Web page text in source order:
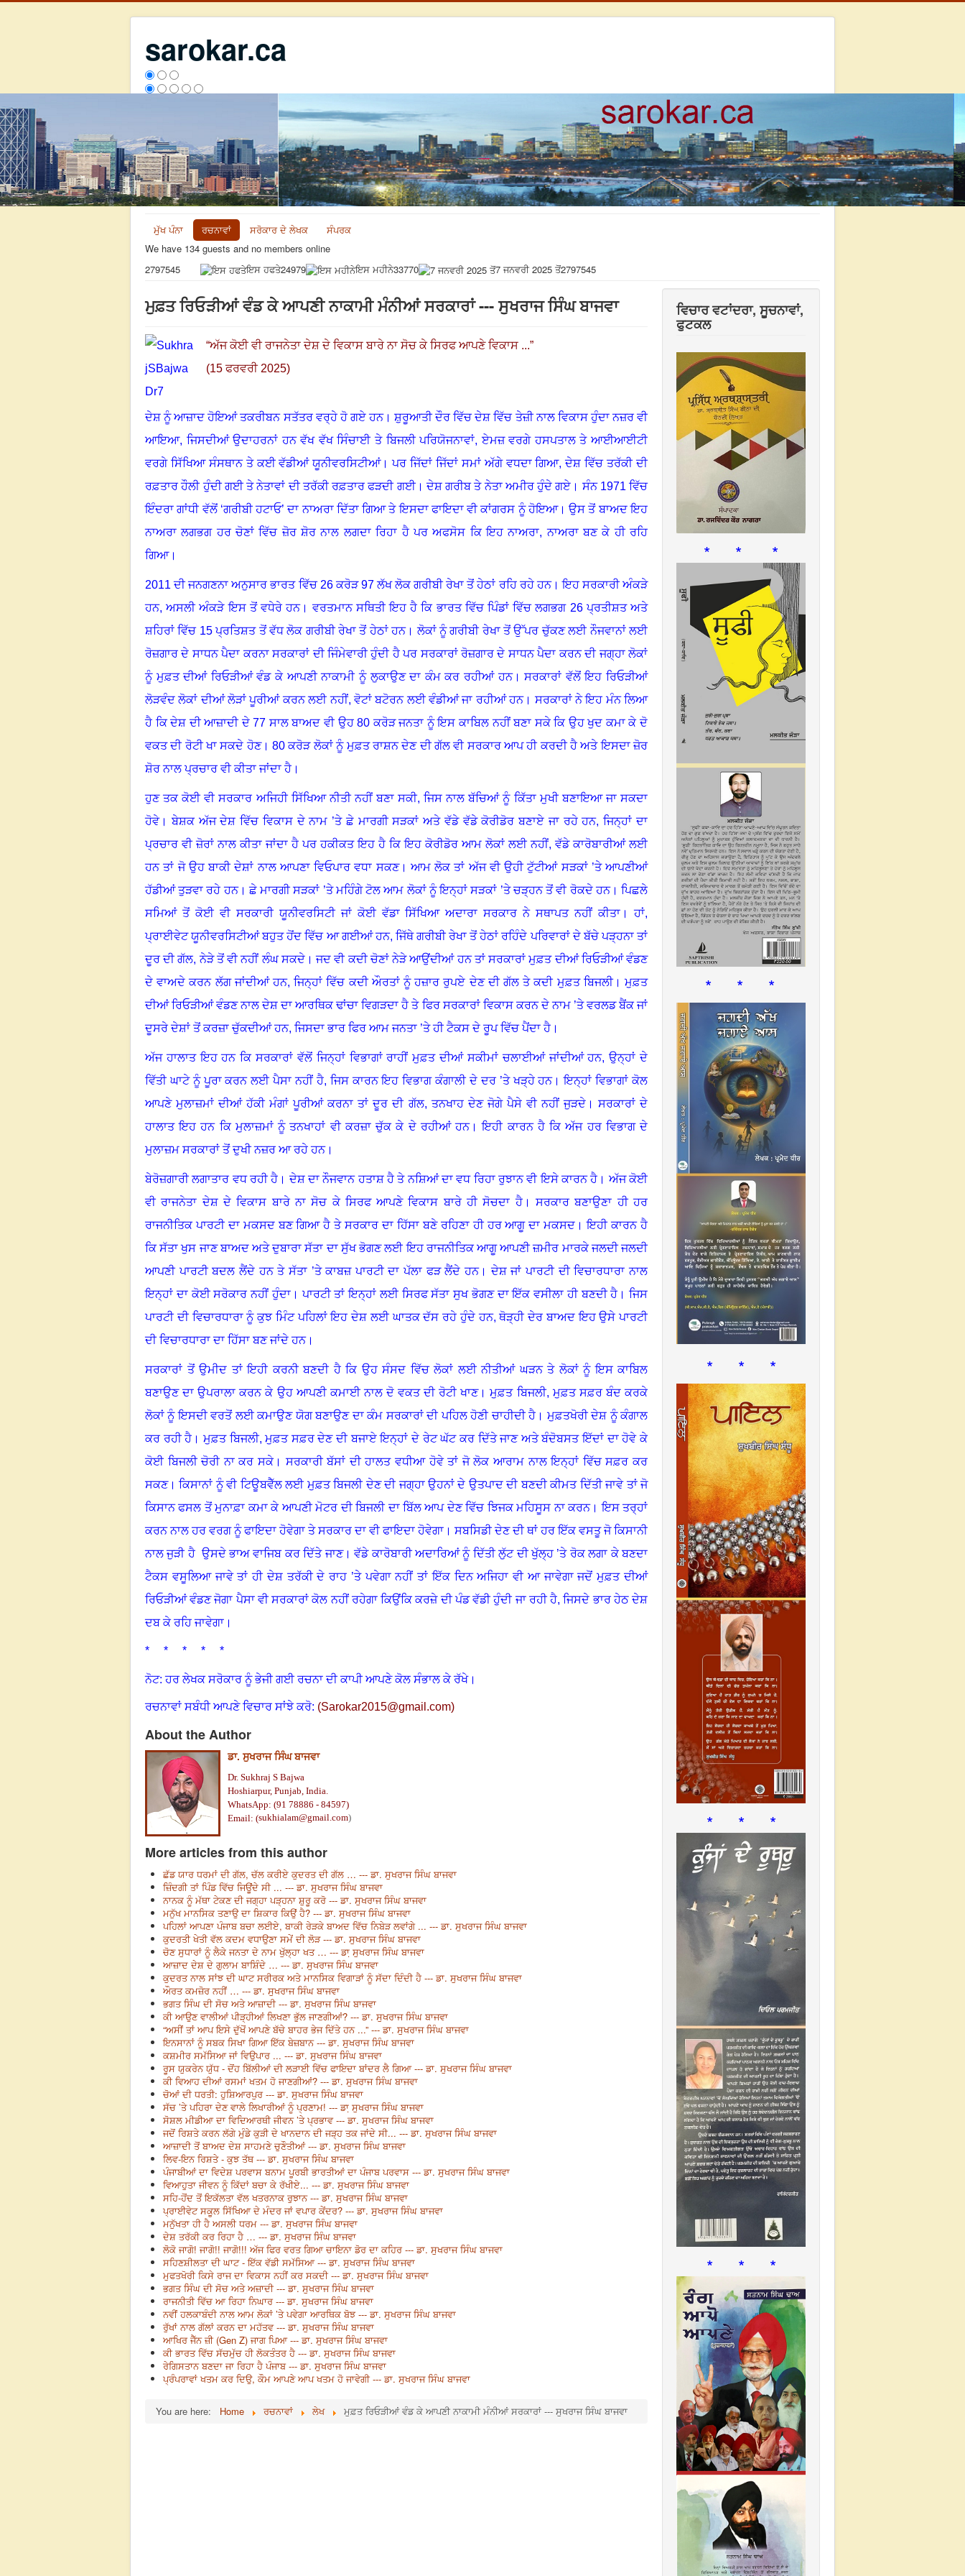
sarokar.ca
ਮੁੱਖ ਪੰਨਾ ਰਚਨਾਵਾਂ ਸਰੋਕਾਰ ਦੇ ਲੇਖਕ
ਸੰਪਰਕ
We have 134 guests and no members online
2797545
ਇਸ ਹਫਤੇ24979 ਇਸ ਮਹੀਨੇ33770 7 ਜਨਵਰੀ 2025 ਤੋਂ2797545
ਮੁਫ਼ਤ ਰਿਓੜੀਆਂ ਵੰਡ ਕੇ ਆਪਣੀ ਨਾਕਾਮੀ ਮੰਨੀਆਂ ਸਰਕਾਰਾਂ --- ਸੁਖਰਾਜ ਸਿੰਘ ਬਾਜਵਾ
“ਅੱਜ ਕੋਈ ਵੀ ਰਾਜਨੇਤਾ ਦੇਸ਼ ਦੇ ਵਿਕਾਸ ਬਾਰੇ ਨਾ ਸੋਚ ਕੇ ਸਿਰਫ ਆਪਣੇ ਵਿਕਾਸ ...”
(15 ਫਰਵਰੀ 2025)
ਦੇਸ਼ ਨੂੰ ਆਜ਼ਾਦ ਹੋਇਆਂ ਤਕਰੀਬਨ ਸਤੱਤਰ ਵਰ੍ਹੇ ਹੋ ਗਏ ਹਨ।ਸ਼ੁਰੂਆਤੀ ਦੌਰ ਵਿੱਚ ਦੇਸ਼ ਵਿੱਚ ਤੇਜ਼ੀ ਨਾਲ ਵਿਕਾਸ ਹੁੰਦਾ ਨਜ਼ਰ ਵੀ
ਆਇਆ, ਜਿਸਦੀਆਂ ਉਦਾਹਰਨਾਂ ਹਨ ਵੱਖ ਵੱਖ ਸਿੰਚਾਈ ਤੇ ਬਿਜਲੀ ਪਰਿਯੋਜਨਾਵਾਂ,ਏਮਜ਼ ਵਰਗੇ ਹਸਪਤਾਲ ਤੇ ਆਈਆਈਟੀ
ਵਰਗੇ ਸਿੱਖਿਆ ਸੰਸਥਾਨ ਤੇ ਕਈ ਵੱਡੀਆਂ ਯੂਨੀਵਰਸਿਟੀਆਂ।ਪਰ ਜਿੱਦਾਂ ਜਿੱਦਾਂ ਸਮਾਂ ਅੱਗੇ ਵਧਦਾ ਗਿਆ, ਦੇਸ਼ ਵਿੱਚ ਤਰੱਕੀ ਦੀ
ਰਫ਼ਤਾਰ ਹੌਲੀ ਹੁੰਦੀ ਗਈ ਤੇ ਨੇਤਾਵਾਂ ਦੀ ਤਰੱਕੀ ਰਫ਼ਤਾਰ ਫੜਦੀ ਗਈ।ਦੇਸ਼ ਗਰੀਬ ਤੇ ਨੇਤਾ ਅਮੀਰ ਹੁੰਦੇ ਗਏ । ਸੰਨ 1971 ਵਿੱਚ
ਇੰਦਰਾ ਗਾਂਧੀ ਵੱਲੋਂ ‘ਗਰੀਬੀ ਹਟਾਓ’ ਦਾ ਨਾਅਰਾ ਦਿੱਤਾ ਗਿਆ ਤੇ ਇਸਦਾ ਫਾਇਦਾ ਵੀ ਕਾਂਗਰਸ ਨੂੰ ਹੋਇਆ।ਉਸ ਤੋਂ ਬਾਅਦ ਇਹ
ਨਾਅਰਾ ਲਗਭਗ ਹਰ ਚੋਣਾਂ ਵਿੱਚ ਜ਼ੋਰ ਸ਼ੋਰ ਨਾਲ ਲਗਦਾ ਰਿਹਾ ਹੈ ਪਰ ਅਫਸੋਸ ਕਿ ਇਹ ਨਾਅਰਾ,ਨਾਅਰਾ ਬਣ ਕੇ ਹੀ ਰਹਿ
ਗਿਆ।
2011 ਦੀ ਜਨਗਣਨਾ ਅਨੁਸਾਰ ਭਾਰਤ ਵਿੱਚ 26 ਕਰੋੜ 97 ਲੱਖ ਲੋਕ ਗਰੀਬੀ ਰੇਖਾ ਤੋਂ ਹੇਠਾਂ ਰਹਿ ਰਹੇ ਹਨ। ਇਹ ਸਰਕਾਰੀ ਅੰਕੜੇ
ਹਨ,ਅਸਲੀ ਅੰਕੜੇ ਇਸ ਤੋਂ ਵਧੇਰੇ ਹਨ। ਵਰਤਮਾਨ ਸਥਿਤੀ ਇਹ ਹੈ ਕਿ ਭਾਰਤ ਵਿੱਚ ਪਿੰਡਾਂ ਵਿੱਚ ਲਗਭਗ 26 ਪ੍ਰਤੀਸ਼ਤ ਅਤੇ
ਸ਼ਹਿਰਾਂ ਵਿੱਚ 15 ਪ੍ਰਤਿਸ਼ਤ ਤੋਂ ਵੱਧ ਲੋਕ ਗਰੀਬੀ ਰੇਖਾ ਤੋਂ ਹੇਠਾਂ ਹਨ।ਲੋਕਾਂ ਨੂੰ ਗਰੀਬੀ ਰੇਖਾ ਤੋਂ ਉੱਪਰ ਚੁੱਕਣ ਲਈ ਨੌਜਵਾਨਾਂ ਲਈ
ਰੋਜ਼ਗਾਰ ਦੇ ਸਾਧਨ ਪੈਦਾ ਕਰਨਾ ਸਰਕਾਰਾਂ ਦੀ ਜਿੰਮੇਵਾਰੀ ਹੁੰਦੀ ਹੈ ਪਰ ਸਰਕਾਰਾਂ ਰੋਜ਼ਗਾਰ ਦੇ ਸਾਧਨ ਪੈਦਾ ਕਰਨ ਦੀ ਜਗ੍ਹਾ ਲੋਕਾਂ
ਨੂੰ ਮੁਫ਼ਤ ਦੀਆਂ ਰਿਓੜੀਆਂ ਵੰਡ ਕੇ ਆਪਣੀ ਨਾਕਾਮੀ ਨੂੰ ਲੁਕਾਉਣ ਦਾ ਕੰਮ ਕਰ ਰਹੀਆਂ ਹਨ। ਸਰਕਾਰਾਂ ਵੱਲੋਂ ਇਹ ਰਿਓੜੀਆਂ
ਲੋੜਵੰਦ ਲੋਕਾਂ ਦੀਆਂ ਲੋੜਾਂ ਪੂਰੀਆਂ ਕਰਨ ਲਈ ਨਹੀਂ, ਵੋਟਾਂ ਬਟੋਰਨ ਲਈ ਵੰਡੀਆਂ ਜਾ ਰਹੀਆਂ ਹਨ। ਸਰਕਾਰਾਂ ਨੇ ਇਹ ਮੰਨ ਲਿਆ
ਹੈ ਕਿ ਦੇਸ਼ ਦੀ ਆਜ਼ਾਦੀ ਦੇ 77 ਸਾਲ ਬਾਅਦ ਵੀ ਉਹ 80 ਕਰੋੜ ਜਨਤਾ ਨੂੰ ਇਸ ਕਾਬਿਲ ਨਹੀਂ ਬਣਾ ਸਕੇ ਕਿ ਉਹ ਖੁਦ ਕਮਾ ਕੇ ਦੋ
ਵਕਤ ਦੀ ਰੋਟੀ ਖਾ ਸਕਦੇ ਹੋਣ। 80 ਕਰੋੜ ਲੋਕਾਂ ਨੂੰ ਮੁਫ਼ਤ ਰਾਸ਼ਨ ਦੇਣ ਦੀ ਗੱਲ ਵੀ ਸਰਕਾਰ ਆਪ ਹੀ ਕਰਦੀ ਹੈ ਅਤੇ ਇਸਦਾ ਜ਼ੋਰ
ਸ਼ੋਰ ਨਾਲ ਪ੍ਰਚਾਰ ਵੀ ਕੀਤਾ ਜਾਂਦਾ ਹੈ ।
ਹੁਣ ਤਕ ਕੋਈ ਵੀ ਸਰਕਾਰ ਅਜਿਹੀ ਸਿੱਖਿਆ ਨੀਤੀ ਨਹੀਂ ਬਣਾ ਸਕੀ, ਜਿਸ ਨਾਲ ਬੱਚਿਆਂ ਨੂੰ ਕਿੱਤਾ ਮੁਖੀ ਬਣਾਇਆ ਜਾ ਸਕਦਾ
ਹੋਵੇ।ਬੇਸ਼ਕ ਅੱਜ ਦੇਸ਼ ਵਿੱਚ ਵਿਕਾਸ ਦੇ ਨਾਮ ’ਤੇ ਛੇ ਮਾਰਗੀ ਸੜਕਾਂ ਅਤੇ ਵੱਡੇ ਵੱਡੇ ਕੋਰੀਡੋਰ ਬਣਾਏ ਜਾ ਰਹੇ ਹਨ, ਜਿਨ੍ਹਾਂ ਦਾ
ਪ੍ਰਚਾਰ ਵੀ ਜ਼ੋਰਾਂ ਨਾਲ ਕੀਤਾ ਜਾਂਦਾ ਹੈ ਪਰ ਹਕੀਕਤ ਇਹ ਹੈ ਕਿ ਇਹ ਕੋਰੀਡੋਰ ਆਮ ਲੋਕਾਂ ਲਈ ਨਹੀਂ, ਵੱਡੇ ਕਾਰੋਬਾਰੀਆਂ ਲਈ
ਹਨ ਤਾਂ ਜੋ ਉਹ ਬਾਕੀ ਦੇਸ਼ਾਂ ਨਾਲ ਆਪਣਾ ਵਿਓਪਾਰ ਵਧਾ ਸਕਣ। ਆਮ ਲੋਕ ਤਾਂ ਅੱਜ ਵੀ ਉਹੀ ਟੁੱਟੀਆਂ ਸੜਕਾਂ ’ਤੇ ਆਪਣੀਆਂ
ਹੱਡੀਆਂ ਤੁੜਵਾ ਰਹੇ ਹਨ।ਛੇ ਮਾਰਗੀ ਸੜਕਾਂ ’ਤੇ ਮਹਿੰਗੇ ਟੋਲ ਆਮ ਲੋਕਾਂ ਨੂੰ ਇਨ੍ਹਾਂ ਸੜਕਾਂ ’ਤੇ ਚੜ੍ਹਨ ਤੋਂ ਵੀ ਰੋਕਦੇ ਹਨ।ਪਿਛਲੇ
ਸਮਿਆਂ ਤੋਂ ਕੋਈ ਵੀ ਸਰਕਾਰੀ ਯੂਨੀਵਰਸਿਟੀ ਜਾਂ ਕੋਈ ਵੱਡਾ ਸਿੱਖਿਆ ਅਦਾਰਾ ਸਰਕਾਰ ਨੇ ਸਥਾਪਤ ਨਹੀਂ ਕੀਤਾ ।ਹਾਂ,
ਪ੍ਰਾਈਵੇਟ ਯੂਨੀਵਰਸਿਟੀਆਂ ਬਹੁਤ ਹੋਂਦ ਵਿੱਚ ਆ ਗਈਆਂ ਹਨ, ਜਿੱਥੇ ਗਰੀਬੀ ਰੇਖਾ ਤੋਂ ਹੇਠਾਂ ਰਹਿੰਦੇ ਪਰਿਵਾਰਾਂ ਦੇ ਬੱਚੇ ਪੜ੍ਹਨਾ ਤਾਂ
ਦੂਰ ਦੀ ਗੱਲ, ਨੇੜੇ ਤੋਂ ਵੀ ਨਹੀਂ ਲੰਘ ਸਕਦੇ।ਜਦ ਵੀ ਕਦੀ ਚੋਣਾਂ ਨੇੜੇ ਆਉਂਦੀਆਂ ਹਨ ਤਾਂ ਸਰਕਾਰਾਂ ਮੁਫ਼ਤ ਦੀਆਂ ਰਿਓੜੀਆਂ ਵੰਡਣ
ਦੇ ਵਾਅਦੇ ਕਰਨ ਲੱਗ ਜਾਂਦੀਆਂ ਹਨ, ਜਿਨ੍ਹਾਂ ਵਿੱਚ ਕਦੀ ਔਰਤਾਂ ਨੂੰ ਹਜ਼ਾਰ ਰੁਪਏ ਦੇਣ ਦੀ ਗੱਲ ਤੇ ਕਦੀ ਮੁਫ਼ਤ ਬਿਜਲੀ।ਮੁਫ਼ਤ
ਦੀਆਂ ਰਿਓੜੀਆਂ ਵੰਡਣ ਨਾਲ ਦੇਸ਼ ਦਾ ਆਰਥਿਕ ਢਾਂਚਾ ਵਿਗੜਦਾ ਹੈ ਤੇ ਫਿਰ ਸਰਕਾਰਾਂ ਵਿਕਾਸ ਕਰਨ ਦੇ ਨਾਮ ’ਤੇ ਵਰਲਡ ਬੈਂਕ ਜਾਂ
ਦੂਸਰੇ ਦੇਸ਼ਾਂ ਤੋਂ ਕਰਜ਼ਾ ਚੁੱਕਦੀਆਂ ਹਨ, ਜਿਸਦਾ ਭਾਰ ਫਿਰ ਆਮ ਜਨਤਾ ’ਤੇ ਹੀ ਟੈਕਸ ਦੇ ਰੂਪ ਵਿੱਚ ਪੈਂਦਾ ਹੈ ।
ਅੱਜ ਹਾਲਾਤ ਇਹ ਹਨ ਕਿ ਸਰਕਾਰਾਂ ਵੱਲੋਂ ਜਿਨ੍ਹਾਂ ਵਿਭਾਗਾਂ ਰਾਹੀਂ ਮੁਫ਼ਤ ਦੀਆਂ ਸਕੀਮਾਂ ਚਲਾਈਆਂ ਜਾਂਦੀਆਂ ਹਨ, ਉਨ੍ਹਾਂ ਦੇ
ਵਿੱਤੀ ਘਾਟੇ ਨੂੰ ਪੂਰਾ ਕਰਨ ਲਈ ਪੈਸਾ ਨਹੀਂ ਹੈ, ਜਿਸ ਕਾਰਨ ਇਹ ਵਿਭਾਗ ਕੰਗਾਲੀ ਦੇ ਦਰ ’ਤੇ ਖੜ੍ਹੇ ਹਨ। ਇਨ੍ਹਾਂ ਵਿਭਾਗਾਂ ਕੋਲ
ਆਪਣੇ ਮੁਲਾਜ਼ਮਾਂ ਦੀਆਂ ਹੱਕੀ ਮੰਗਾਂ ਪੂਰੀਆਂ ਕਰਨਾ ਤਾਂ ਦੂਰ ਦੀ ਗੱਲ, ਤਨਖਾਹ ਦੇਣ ਜੋਗੇ ਪੈਸੇ ਵੀ ਨਹੀਂ ਜੁੜਦੇ। ਸਰਕਾਰਾਂ ਦੇ
ਹਾਲਾਤ ਇਹ ਹਨ ਕਿ ਮੁਲਾਜ਼ਮਾਂ ਨੂੰ ਤਨਖਾਹਾਂ ਵੀ ਕਰਜ਼ਾ ਚੁੱਕ ਕੇ ਦੇ ਰਹੀਆਂ ਹਨ। ਇਹੀ ਕਾਰਨ ਹੈ ਕਿ ਅੱਜ ਹਰ ਵਿਭਾਗ ਦੇ
ਮੁਲਾਜ਼ਮ ਸਰਕਾਰਾਂ ਤੋਂ ਦੁਖੀ ਨਜ਼ਰ ਆ ਰਹੇ ਹਨ।
ਬੇਰੋਜ਼ਗਾਰੀ ਲਗਾਤਾਰ ਵਧ ਰਹੀ ਹੈ ।ਦੇਸ਼ ਦਾ ਨੌਜਵਾਨ ਹਤਾਸ਼ ਹੈ ਤੇ ਨਸ਼ਿਆਂ ਦਾ ਵਧ ਰਿਹਾ ਰੁਝਾਨ ਵੀ ਇਸੇ ਕਾਰਨ ਹੈ । ਅੱਜ ਕੋਈ
ਵੀ ਰਾਜਨੇਤਾ ਦੇਸ਼ ਦੇ ਵਿਕਾਸ ਬਾਰੇ ਨਾ ਸੋਚ ਕੇ ਸਿਰਫ ਆਪਣੇ ਵਿਕਾਸ ਬਾਰੇ ਹੀ ਸੋਚਦਾ ਹੈ। ਸਰਕਾਰ ਬਣਾਉਣਾ ਹੀ ਹਰ
ਰਾਜਨੀਤਿਕ ਪਾਰਟੀ ਦਾ ਮਕਸਦ ਬਣ ਗਿਆ ਹੈ ਤੇ ਸਰਕਾਰ ਦਾ ਹਿੱਸਾ ਬਣੇ ਰਹਿਣਾ ਹੀ ਹਰ ਆਗੂ ਦਾ ਮਕਸਦ ।ਇਹੀ ਕਾਰਨ ਹੈ
ਕਿ ਸੱਤਾ ਖੁਸ ਜਾਣ ਬਾਅਦ ਅਤੇ ਦੁਬਾਰਾ ਸੱਤਾ ਦਾ ਸੁੱਖ ਭੋਗਣ ਲਈ ਇਹ ਰਾਜਨੀਤਿਕ ਆਗੂ ਆਪਣੀ ਜ਼ਮੀਰ ਮਾਰਕੇ ਜਲਦੀ ਜਲਦੀ
ਆਪਣੀ ਪਾਰਟੀ ਬਦਲ ਲੈਂਦੇ ਹਨ ਤੇ ਸੱਤਾ ’ਤੇ ਕਾਬਜ਼ ਪਾਰਟੀ ਦਾ ਪੱਲਾ ਫੜ ਲੈਂਦੇ ਹਨ।ਦੇਸ਼ ਜਾਂ ਪਾਰਟੀ ਦੀ ਵਿਚਾਰਧਾਰਾ ਨਾਲ
ਇਨ੍ਹਾਂ ਦਾ ਕੋਈ ਸਰੋਕਾਰ ਨਹੀਂ ਹੁੰਦਾ।ਪਾਰਟੀ ਤਾਂ ਇਨ੍ਹਾਂ ਲਈ ਸਿਰਫ ਸੱਤਾ ਸੁਖ ਭੋਗਣ ਦਾ ਇੱਕ ਵਸੀਲਾ ਹੀ ਬਣਦੀ ਹੈ । ਜਿਸ
ਪਾਰਟੀ ਦੀ ਵਿਚਾਰਧਾਰਾ ਨੂੰ ਕੁਝ ਮਿੰਟ ਪਹਿਲਾਂ ਇਹ ਦੇਸ਼ ਲਈ ਘਾਤਕ ਦੱਸ ਰਹੇ ਹੁੰਦੇ ਹਨ, ਥੋੜ੍ਹੀ ਦੇਰ ਬਾਅਦ ਇਹ ਉਸੇ ਪਾਰਟੀ
ਦੀ ਵਿਚਾਰਧਾਰਾ ਦਾ ਹਿੱਸਾ ਬਣ ਜਾਂਦੇ ਹਨ।
ਸਰਕਾਰਾਂ ਤੋਂ ਉਮੀਦ ਤਾਂ ਇਹੀ ਕਰਨੀ ਬਣਦੀ ਹੈ ਕਿ ਉਹ ਸੰਸਦ ਵਿੱਚ ਲੋਕਾਂ ਲਈ ਨੀਤੀਆਂ ਘੜਨ ਤੇ ਲੋਕਾਂ ਨੂੰ ਇਸ ਕਾਬਿਲ
ਬਣਾਉਣ ਦਾ ਉਪਰਾਲਾ ਕਰਨ ਕੇ ਉਹ ਆਪਣੀ ਕਮਾਈ ਨਾਲ ਦੋ ਵਕਤ ਦੀ ਰੋਟੀ ਖਾਣ।ਮੁਫ਼ਤ ਬਿਜਲੀ, ਮੁਫ਼ਤ ਸਫ਼ਰ ਬੰਦ ਕਰਕੇ
ਲੋਕਾਂ ਨੂੰ ਇਸਦੀ ਵਰਤੋਂ ਲਈ ਕਮਾਉਣ ਯੋਗ ਬਣਾਉਣ ਦਾ ਕੰਮ ਸਰਕਾਰਾਂ ਦੀ ਪਹਿਲ ਹੋਣੀ ਚਾਹੀਦੀ ਹੈ । ਮੁਫ਼ਤਖੋਰੀ ਦੇਸ਼ ਨੂੰ ਕੰਗਾਲ
ਕਰ ਰਹੀ ਹੈ । ਮੁਫ਼ਤ ਬਿਜਲੀ,ਮੁਫ਼ਤ ਸਫ਼ਰ ਦੇਣ ਦੀ ਬਜਾਏ ਇਨ੍ਹਾਂ ਦੇ ਰੇਟ ਘੱਟ ਕਰ ਦਿੱਤੇ ਜਾਣ ਅਤੇ ਬੰਦੋਬਸਤ ਇੱਦਾਂ ਦਾ ਹੋਵੇ ਕੇ
ਕੋਈ ਬਿਜਲੀ ਚੋਰੀ ਨਾ ਕਰ ਸਕੇ। ਸਰਕਾਰੀ ਬੱਸਾਂ ਦੀ ਹਾਲਤ ਵਧੀਆ ਹੋਵੇ ਤਾਂ ਜੋ ਲੋਕ ਆਰਾਮ ਨਾਲ ਇਨ੍ਹਾਂ ਵਿੱਚ ਸਫ਼ਰ ਕਰ
ਸਕਣ।ਕਿਸਾਨਾਂ ਨੂੰ ਵੀ ਟਿਊਬਵੈੱਲ ਲਈ ਮੁਫ਼ਤ ਬਿਜਲੀ ਦੇਣ ਦੀ ਜਗ੍ਹਾ ਉਹਨਾਂ ਦੇ ਉਤਪਾਦ ਦੀ ਬਣਦੀ ਕੀਮਤ ਦਿੱਤੀ ਜਾਵੇ ਤਾਂ ਜੋ
ਕਿਸਾਨ ਫਸਲ ਤੋਂ ਮੁਨਾਫ਼ਾ ਕਮਾ ਕੇ ਆਪਣੀ ਮੋਟਰ ਦੀ ਬਿਜਲੀ ਦਾ ਬਿੱਲ ਆਪ ਦੇਣ ਵਿੱਚ ਝਿਜਕ ਮਹਿਸੂਸ ਨਾ ਕਰਨ।ਇਸ ਤਰ੍ਹਾਂ
ਕਰਨ ਨਾਲ ਹਰ ਵਰਗ ਨੂੰ ਫਾਇਦਾ ਹੋਵੇਗਾ ਤੇ ਸਰਕਾਰ ਦਾ ਵੀ ਫਾਇਦਾ ਹੋਵੇਗਾ । ਸਬਸਿਡੀ ਦੇਣ ਦੀ ਥਾਂ ਹਰ ਇੱਕ ਵਸਤੂ ਜੋ ਕਿਸਾਨੀ
ਨਾਲ ਜੁੜੀ ਹੈ ਉਸਦੇ ਭਾਅ ਵਾਜਿਬ ਕਰ ਦਿੱਤੇ ਜਾਣ।ਵੱਡੇ ਕਾਰੋਬਾਰੀ ਅਦਾਰਿਆਂ ਨੂੰ ਦਿੱਤੀ ਲੁੱਟ ਦੀ ਖੁੱਲ੍ਹ ’ਤੇ ਰੋਕ ਲਗਾ ਕੇ ਬਣਦਾ
ਟੈਕਸ ਵਸੂਲਿਆ ਜਾਵੇ ਤਾਂ ਹੀ ਦੇਸ਼ ਤਰੱਕੀ ਦੇ ਰਾਹ ’ਤੇ ਪਵੇਗਾ ਨਹੀਂ ਤਾਂ ਇੱਕ ਦਿਨ ਅਜਿਹਾ ਵੀ ਆ ਜਾਵੇਗਾ ਜਦੋਂ ਮੁਫ਼ਤ ਦੀਆਂ
ਰਿਓੜੀਆਂ ਵੰਡਣ ਜੋਗਾ ਪੈਸਾ ਵੀ ਸਰਕਾਰਾਂ ਕੋਲ ਨਹੀਂ ਰਹੇਗਾ ਕਿਉਂਕਿ ਕਰਜ਼ੇ ਦੀ ਪੰਡ ਵੱਡੀ ਹੁੰਦੀ ਜਾ ਰਹੀ ਹੈ, ਜਿਸਦੇ ਭਾਰ ਹੇਠ ਦੇਸ਼
ਦਬ ਕੇ ਰਹਿ ਜਾਵੇਗਾ ।
* * * * *
ਨੋਟ: ਹਰ ਲੇਖਕ ਸਰੋਕਾਰ ਨੂੰ ਭੇਜੀ ਗਈ ਰਚਨਾ ਦੀ ਕਾਪੀ ਆਪਣੇ ਕੋਲ ਸੰਭਾਲ ਕੇ ਰੱਖੇ।
ਰਚਨਾਵਾਂ ਸਬੰਧੀ ਆਪਣੇ ਵਿਚਾਰ ਸਾਂਝੇ ਕਰੋ: (Sarokar2015@gmail.com)
About the Author
ਡਾ. ਸੁਖਰਾਜ ਸਿੰਘ ਬਾਜਵਾ
Dr. Sukhraj S Bajwa
Hoshiarpur, Punjab, India.
WhatsApp: (91 78886 - 84597)
Email: (sukhialam@gmail.com)
More articles from this author
ਛੱਡ ਯਾਰ ਧਰਮਾਂ ਦੀ ਗੱਲ, ਚੱਲ ਕਰੀਏ ਕੁਦਰਤ ਦੀ ਗੱਲ … --- ਡਾ. ਸੁਖਰਾਜ ਸਿੰਘ ਬਾਜਵਾ
ਜ਼ਿੰਦਗੀ ਤਾਂ ਪਿੰਡ ਵਿੱਚ ਜਿਊਂਦੇ ਸੀ ... --- ਡਾ. ਸੁਖਰਾਜ ਸਿੰਘ ਬਾਜਵਾ
ਨਾਨਕ ਨੂੰ ਮੱਥਾ ਟੇਕਣ ਦੀ ਜਗ੍ਹਾ ਪੜ੍ਹਨਾ ਸ਼ੁਰੂ ਕਰੋ --- ਡਾ. ਸੁਖਰਾਜ ਸਿੰਘ ਬਾਜਵਾ
ਮਨੁੱਖ ਮਾਨਸਿਕ ਤਣਾਉ ਦਾ ਸ਼ਿਕਾਰ ਕਿਉਂ ਹੈ? --- ਡਾ. ਸੁਖਰਾਜ ਸਿੰਘ ਬਾਜਵਾ
ਪਹਿਲਾਂ ਆਪਣਾ ਪੰਜਾਬ ਬਚਾ ਲਈਏ, ਬਾਕੀ ਰੇੜਕੇ ਬਾਅਦ ਵਿੱਚ ਨਿਬੇੜ ਲਵਾਂਗੇ ... --- ਡਾ. ਸੁਖਰਾਜ ਸਿੰਘ ਬਾਜਵਾ
ਕੁਦਰਤੀ ਖੇਤੀ ਵੱਲ ਕਦਮ ਵਧਾਉਣਾ ਸਮੇਂ ਦੀ ਲੋੜ --- ਡਾ. ਸੁਖਰਾਜ ਸਿੰਘ ਬਾਜਵਾ
ਚੋਣ ਸੁਧਾਰਾਂ ਨੂੰ ਲੈਕੇ ਜਨਤਾ ਦੇ ਨਾਮ ਖੁੱਲ੍ਹਾ ਖਤ … --- ਡਾ਼ ਸੁਖਰਾਜ ਸਿੰਘ ਬਾਜਵਾ
ਆਜ਼ਾਦ ਦੇਸ਼ ਦੇ ਗੁਲਾਮ ਬਾਸ਼ਿੰਦੇ … --- ਡਾ. ਸੁਖਰਾਜ ਸਿੰਘ ਬਾਜਵਾ
ਕੁਦਰਤ ਨਾਲ ਸਾਂਝ ਦੀ ਘਾਟ ਸਰੀਰਕ ਅਤੇ ਮਾਨਸਿਕ ਵਿਗਾੜਾਂ ਨੂੰ ਸੱਦਾ ਦਿੰਦੀ ਹੈ --- ਡਾ. ਸੁਖਰਾਜ ਸਿੰਘ ਬਾਜਵਾ
ਔਰਤ ਕਮਜ਼ੋਰ ਨਹੀਂ … --- ਡਾ. ਸੁਖਰਾਜ ਸਿੰਘ ਬਾਜਵਾ
ਭਗਤ ਸਿੰਘ ਦੀ ਸੋਚ ਅਤੇ ਆਜ਼ਾਦੀ --- ਡਾ. ਸੁਖਰਾਜ ਸਿੰਘ ਬਾਜਵਾ
ਕੀ ਆਉਣ ਵਾਲੀਆਂ ਪੀੜ੍ਹੀਆਂ ਲਿਖਣਾ ਭੁੱਲ ਜਾਣਗੀਆਂ? --- ਡਾ. ਸੁਖਰਾਜ ਸਿੰਘ ਬਾਜਵਾ
“ਅਸੀਂ ਤਾਂ ਆਪ ਇਸੇ ਦੁੱਖੋਂ ਆਪਣੇ ਬੱਚੇ ਬਾਹਰ ਭੇਜ ਦਿੱਤੇ ਹਨ ...” --- ਡਾ. ਸੁਖਰਾਜ ਸਿੰਘ ਬਾਜਵਾ
ਇਨਸਾਨਾਂ ਨੂੰ ਸਬਕ ਸਿਖਾ ਗਿਆ ਇੱਕ ਬੇਜ਼ਬਾਨ --- ਡਾ. ਸੁਖਰਾਜ ਸਿੰਘ ਬਾਜਵਾ
ਕਸ਼ਮੀਰ ਸਮੱਸਿਆ ਜਾਂ ਵਿਉਪਾਰ ... --- ਡਾ. ਸੁਖਰਾਜ ਸਿੰਘ ਬਾਜਵਾ
ਰੂਸ ਯੁਕਰੇਨ ਯੁੱਧ - ਦੋਂਹ ਬਿੱਲੀਆਂ ਦੀ ਲੜਾਈ ਵਿੱਚ ਫਾਇਦਾ ਬਾਂਦਰ ਲੈ ਗਿਆ --- ਡਾ. ਸੁਖਰਾਜ ਸਿੰਘ ਬਾਜਵਾ
ਕੀ ਵਿਆਹ ਦੀਆਂ ਰਸਮਾਂ ਖਤਮ ਹੋ ਜਾਣਗੀਆਂ? --- ਡਾ. ਸੁਖਰਾਜ ਸਿੰਘ ਬਾਜਵਾ
ਚੋਆਂ ਦੀ ਧਰਤੀ: ਹੁਸ਼ਿਆਰਪੁਰ --- ਡਾ. ਸੁਖਰਾਜ ਸਿੰਘ ਬਾਜਵਾ
ਸੱਚ ’ਤੇ ਪਹਿਰਾ ਦੇਣ ਵਾਲੇ ਲਿਖਾਰੀਆਂ ਨੂੰ ਪ੍ਰਣਾਮ! --- ਡਾ਼ ਸੁਖਰਾਜ ਸਿੰਘ ਬਾਜਵਾ
ਸੋਸ਼ਲ ਮੀਡੀਆ ਦਾ ਵਿਦਿਆਰਥੀ ਜੀਵਨ ’ਤੇ ਪ੍ਰਭਾਵ --- ਡਾ. ਸੁਖਰਾਜ ਸਿੰਘ ਬਾਜਵਾ
ਜਦੋਂ ਰਿਸ਼ਤੇ ਕਰਨ ਲੱਗੇ ਮੁੰਡੇ ਕੁੜੀ ਦੇ ਖਾਨਦਾਨ ਦੀ ਜੜ੍ਹ ਤਕ ਜਾਂਦੇ ਸੀ... --- ਡਾ. ਸੁਖਰਾਜ ਸਿੰਘ ਬਾਜਵਾ
ਆਜ਼ਾਦੀ ਤੋਂ ਬਾਅਦ ਦੇਸ਼ ਸਾਹਮਣੇ ਚੁਣੌਤੀਆਂ --- ਡਾ. ਸੁਖਰਾਜ ਸਿੰਘ ਬਾਜਵਾ
ਲਿਵ-ਇਨ ਰਿਸ਼ਤੇ - ਕੁਝ ਤੱਥ --- ਡਾ. ਸੁਖਰਾਜ ਸਿੰਘ ਬਾਜਵਾ
ਪੰਜਾਬੀਆਂ ਦਾ ਵਿਦੇਸ਼ ਪਰਵਾਸ ਬਨਾਮ ਪੂਰਬੀ ਭਾਰਤੀਆਂ ਦਾ ਪੰਜਾਬ ਪਰਵਾਸ --- ਡਾ. ਸੁਖਰਾਜ ਸਿੰਘ ਬਾਜਵਾ
ਵਿਆਹੁਤਾ ਜੀਵਨ ਨੂੰ ਕਿੱਦਾਂ ਬਚਾ ਕੇ ਰੱਖੀਏ... --- ਡਾ. ਸੁਖਰਾਜ ਸਿੰਘ ਬਾਜਵਾ
ਸਹਿ-ਹੋਂਦ ਤੋਂ ਇਕੱਲਤਾ ਵੱਲ ਖਤਰਨਾਕ ਰੁਝਾਨ --- ਡਾ. ਸੁਖਰਾਜ ਸਿੰਘ ਬਾਜਵਾ
ਪ੍ਰਾਈਵੇਟ ਸਕੂਲ ਸਿੱਖਿਆ ਦੇ ਮੰਦਰ ਜਾਂ ਵਪਾਰ ਕੇਂਦਰ? --- ਡਾ. ਸੁਖਰਾਜ ਸਿੰਘ ਬਾਜਵਾ
ਮਨੁੱਖਤਾ ਹੀ ਹੈ ਅਸਲੀ ਧਰਮ --- ਡਾ. ਸੁਖਰਾਜ ਸਿੰਘ ਬਾਜਵਾ
ਦੇਸ਼ ਤਰੱਕੀ ਕਰ ਰਿਹਾ ਹੈ … --- ਡਾ. ਸੁਖਰਾਜ ਸਿੰਘ ਬਾਜਵਾ
ਲੋਕੋ ਜਾਗੋ! ਜਾਗੋ!! ਜਾਗੋ!!! ਅੱਜ ਫਿਰ ਵਰਤ ਗਿਆ ਚਾਇਨਾ ਡੋਰ ਦਾ ਕਹਿਰ --- ਡਾ. ਸੁਖਰਾਜ ਸਿੰਘ ਬਾਜਵਾ
ਸਹਿਣਸ਼ੀਲਤਾ ਦੀ ਘਾਟ - ਇੱਕ ਵੱਡੀ ਸਮੱਸਿਆ --- ਡਾ. ਸੁਖਰਾਜ ਸਿੰਘ ਬਾਜਵਾ
ਮੁਫਤਖੋਰੀ ਕਿਸੇ ਰਾਜ ਦਾ ਵਿਕਾਸ ਨਹੀਂ ਕਰ ਸਕਦੀ --- ਡਾ. ਸੁਖਰਾਜ ਸਿੰਘ ਬਾਜਵਾ
ਭਗਤ ਸਿੰਘ ਦੀ ਸੋਚ ਅਤੇ ਅਜ਼ਾਦੀ --- ਡਾ. ਸੁਖਰਾਜ ਸਿੰਘ ਬਾਜਵਾ
ਰਾਜਨੀਤੀ ਵਿੱਚ ਆ ਰਿਹਾ ਨਿਘਾਰ --- ਡਾ. ਸੁਖਰਾਜ ਸਿੰਘ ਬਾਜਵਾ
ਨਵੀਂ ਹਲਕਾਬੰਦੀ ਨਾਲ ਆਮ ਲੋਕਾਂ ’ਤੇ ਪਵੇਗਾ ਆਰਥਿਕ ਬੋਝ --- ਡਾ. ਸੁਖਰਾਜ ਸਿੰਘ ਬਾਜਵਾ
ਰੁੱਖਾਂ ਨਾਲ ਗੱਲਾਂ ਕਰਨ ਦਾ ਮਹੱਤਵ --- ਡਾ. ਸੁਖਰਾਜ ਸਿੰਘ ਬਾਜਵਾ
ਆਖਿਰ ਜੈੱਨ ਜ਼ੀ (Gen Z) ਜਾਗ ਪਿਆ --- ਡਾ. ਸੁਖਰਾਜ ਸਿੰਘ ਬਾਜਵਾ
ਕੀ ਭਾਰਤ ਵਿੱਚ ਸੱਚਮੁੱਚ ਹੀ ਲੋਕਤੰਤਰ ਹੈ --- ਡਾ. ਸੁਖਰਾਜ ਸਿੰਘ ਬਾਜਵਾ
ਰੇਗਿਸਤਾਨ ਬਣਦਾ ਜਾ ਰਿਹਾ ਹੈ ਪੰਜਾਬ --- ਡਾ. ਸੁਖਰਾਜ ਸਿੰਘ ਬਾਜਵਾ
ਪ੍ਰੰਪਰਾਵਾਂ ਖਤਮ ਕਰ ਦਿਉ, ਕੌਮ ਆਪਣੇ ਆਪ ਖਤਮ ਹੋ ਜਾਵੇਗੀ --- ਡਾ. ਸੁਖਰਾਜ ਸਿੰਘ ਬਾਜਵਾ
You are here: Home ਰਚਨਾਵਾਂ ਲੇਖ ਮੁਫ਼ਤ ਰਿਓੜੀਆਂ ਵੰਡ ਕੇ ਆਪਣੀ ਨਾਕਾਮੀ ਮੰਨੀਆਂ ਸਰਕਾਰਾਂ --- ਸੁਖਰਾਜ ਸਿੰਘ ਬਾਜਵਾ
ਵਿਚਾਰ ਵਟਾਂਦਰਾ, ਸੂਚਨਾਵਾਂ,
ਫੁਟਕਲ
* * *
* * *
* * *
* * *
* * *